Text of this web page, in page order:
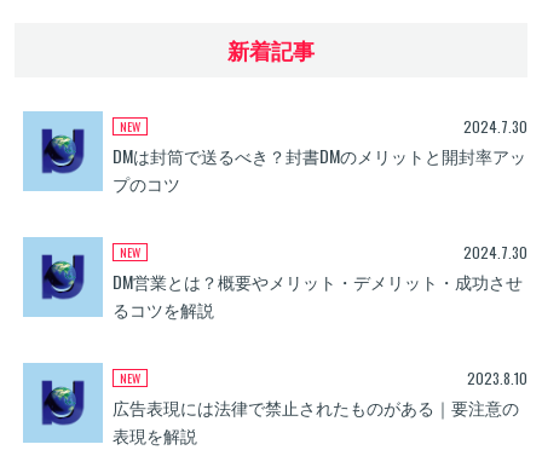
新着記事
2024.7.30
DMは封筒で送るべき？封書DMのメリットと開封率アッ
プのコツ
2024.7.30
DM営業とは？概要やメリット・デメリット・成功させ
るコツを解説
2023.8.10
広告表現には法律で禁止されたものがある｜要注意の
表現を解説